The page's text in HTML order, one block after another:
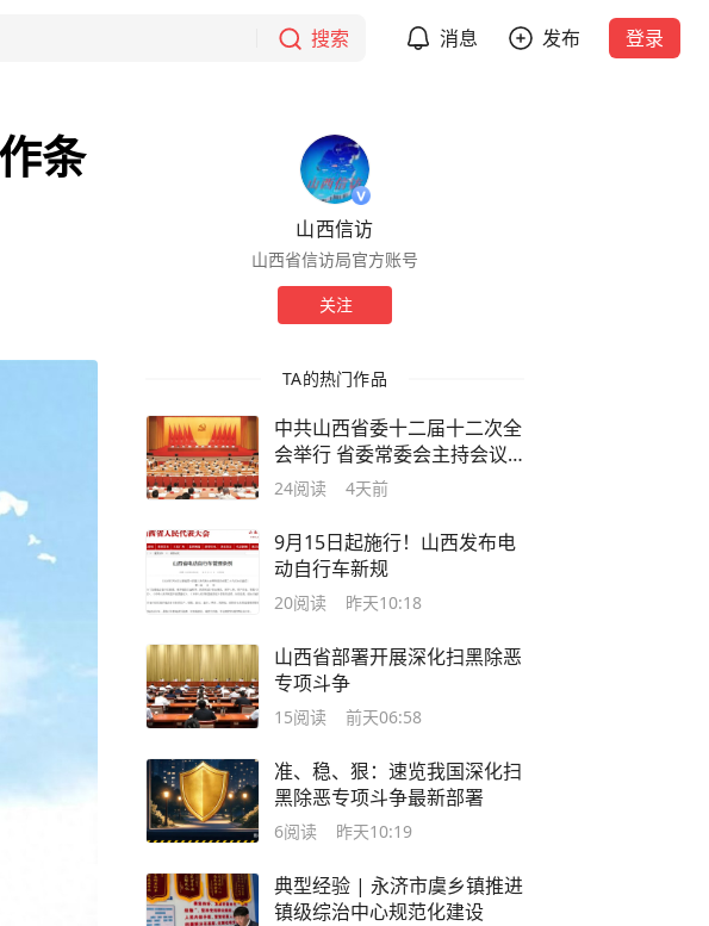
搜索 消息 发布 登录
条
山西信访
山西省信访局官方账号
关注
TA的热门作品
中共山西省委十二届十二次全
会举行 省委常委会主持会议
省委书记唐登杰讲话
24阅读 4天前
9月15日起施行！山西发布电
动自行车新规
20阅读 昨天10:18
山西省部署开展深化扫黑除恶
专项斗争
15阅读 前天06:58
准、稳、狠：速览我国深化扫
黑除恶专项斗争最新部署
6阅读 昨天10:19
典型经验 | 永济市虞乡镇推进
镇级综治中心规范化建设